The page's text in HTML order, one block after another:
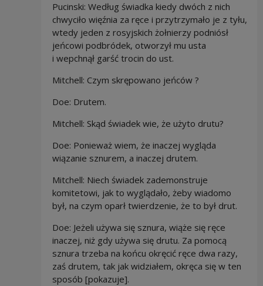
Pucinski: Według świadka kiedy dwóch z nich
chwyciło więźnia za ręce i przytrzymało je z tyłu,
wtedy jeden z rosyjskich żołnierzy podniósł
jeńcowi podbródek, otworzył mu usta
i wepchnął garść trocin do ust.
Mitchell: Czym skrępowano jeńców ?
Doe: Drutem.
Mitchell: Skąd świadek wie, że użyto drutu?
Doe: Ponieważ wiem, że inaczej wygląda
wiązanie sznurem, a inaczej drutem.
Mitchell: Niech świadek zademonstruje
komitetowi, jak to wyglądało, żeby wiadomo
był, na czym oparł twierdzenie, że to był drut.
Doe: Jeżeli używa się sznura, wiąże się ręce
inaczej, niż gdy używa się drutu. Za pomocą
sznura trzeba na końcu okręcić ręce dwa razy,
zaś drutem, tak jak widziałem, okręca się w ten
sposób [pokazuje].